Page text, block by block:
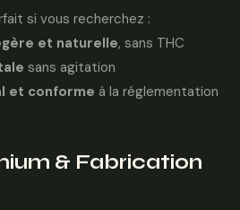
si vous recherchez :
et naturelle, sans THC
sans agitation
et conforme à la réglementation
& Fabrication